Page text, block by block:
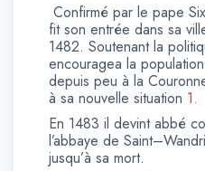
Confirmé par le pape
fit son entrée dans sa
1482. Soutenant la
encouragea la
depuis peu à la
à sa nouvelle situation 1.
En 1483 il devint abbé
l’abbaye de
jusqu’à sa mort.